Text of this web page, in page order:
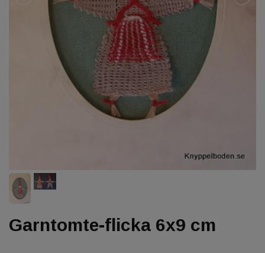
Garntomte-flicka 6x9 cm